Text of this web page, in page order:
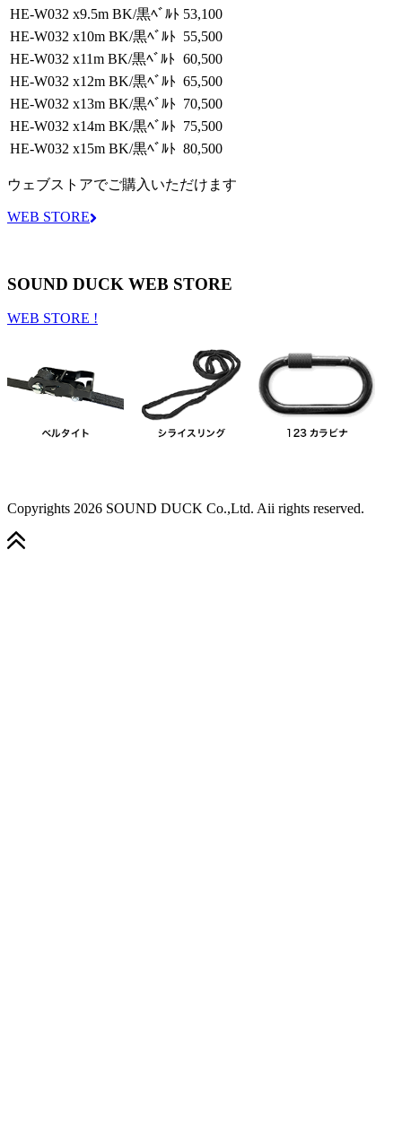
HE-W032 x9.5m BK/黒ﾍﾞﾙﾄ 53,100
HE-W032 x10m BK/黒ﾍﾞﾙﾄ 55,500
HE-W032 x11m BK/黒ﾍﾞﾙﾄ 60,500
HE-W032 x12m BK/黒ﾍﾞﾙﾄ 65,500
HE-W032 x13m BK/黒ﾍﾞﾙﾄ 70,500
HE-W032 x14m BK/黒ﾍﾞﾙﾄ 75,500
HE-W032 x15m BK/黒ﾍﾞﾙﾄ 80,500
ウェブストアでご購入いただけます
WEB STORE
SOUND DUCK WEB STORE
WEB STORE !
Copyrights 2026 SOUND DUCK Co.,Ltd. Aii rights reserved.